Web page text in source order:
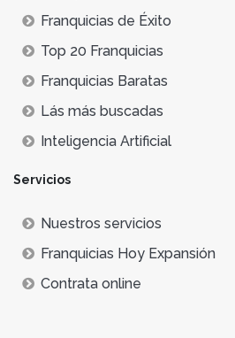
Franquicias de Éxito
Top 20 Franquicias
Franquicias Baratas
Lás más buscadas
Inteligencia Artificial
Servicios
Nuestros servicios
Franquicias Hoy Expansión
Contrata online